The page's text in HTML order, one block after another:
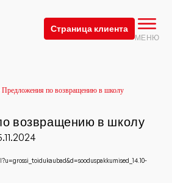
Страница клиента
МЕНЮ
Предложения по возвращению в школу
возвращению в школу